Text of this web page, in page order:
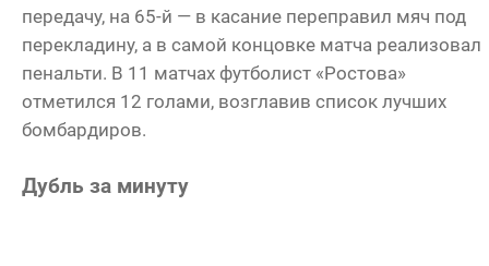
передачу, на 65-й — в касание переправил мяч под
перекладину, а в самой концовке матча реализовал
пенальти. В 11 матчах футболист «Ростова»
отметился 12 голами, возглавив список лучших
бомбардиров.
Дубль за минуту